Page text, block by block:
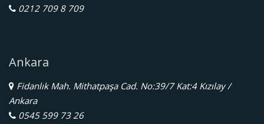
0212 709 8 709
Ankara
Fidanlık Mah. Mithatpaşa Cad. No:39/7 Kat:4 Kızılay /
Ankara
0545 599 73 26